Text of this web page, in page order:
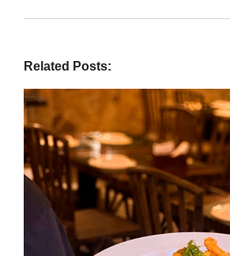
Related Posts: